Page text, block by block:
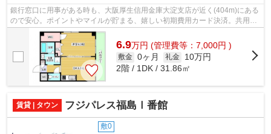
銀行窓口に用事がある時も、大阪厚生信用金庫大淀支店が近く(404m)にある
ので安心。ポイントやマイルが貯まる、嬉しい初期費用カード決済。共用設
備も充実した、一押しのマンションで...
6.9万円 (管理費等：7,000円 )
敷金 0ヶ月 礼金
10万円
2階 / 1DK / 31.86㎡
賃貸 | タウン フジパレス福島Ⅰ番館
敷0